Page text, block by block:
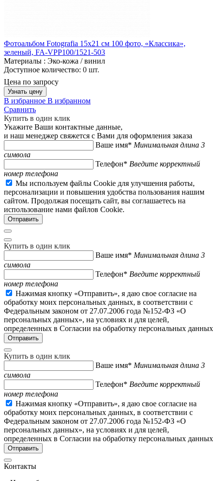
Фотоальбом Fotografia 15x21 см 100 фото, «Классика»,
зеленый, FA-VPP100/1521-503
Материалы : Эко-кожа / винил
Доступное количество: 0 шт.
Цена по запросу
Узнать цену
В избранное В избранном
Сравнить
Купить в один клик
Укажите Ваши контактные данные,
и наш менеджер свяжется с Вами для оформления заказа
Ваше имя* Минимальная длина 3
символа
Телефон* Введите корректный
номер телефона
Мы используем файлы Cookie для улучшения работы,
персонализации и повышения удобства пользования нашим
сайтом. Продолжая посещать сайт, вы соглашаетесь на
использование нами файлов Cookie.
Купить в один клик
Ваше имя* Минимальная длина 3
символа
Телефон* Введите корректный
номер телефона
Нажимая кнопку «Отправить», я даю свое согласие на
обработку моих персональных данных, в соответствии с
Федеральным законом от 27.07.2006 года №152-ФЗ «О
персональных данных», на условиях и для целей,
определенных в Согласии на обработку персональных данных
Купить в один клик
Ваше имя* Минимальная длина 3
символа
Телефон* Введите корректный
номер телефона
Нажимая кнопку «Отправить», я даю свое согласие на
обработку моих персональных данных, в соответствии с
Федеральным законом от 27.07.2006 года №152-ФЗ «О
персональных данных», на условиях и для целей,
определенных в Согласии на обработку персональных данных
Контакты